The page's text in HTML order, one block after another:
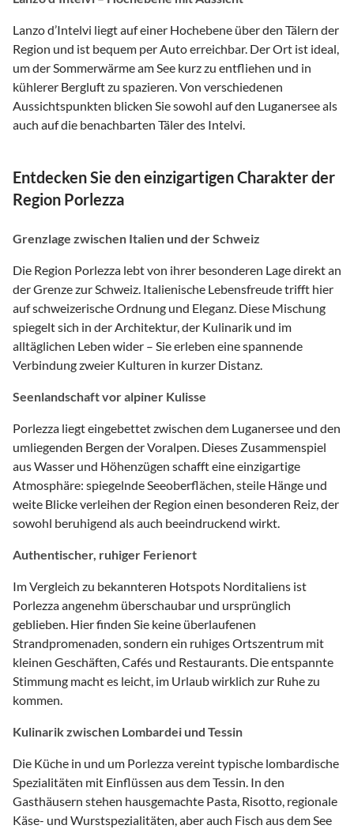
Lanzo d’Intelvi liegt auf einer Hochebene über den Tälern der
Region und ist bequem per Auto erreichbar. Der Ort ist ideal,
um der Sommerwärme am See kurz zu entfliehen und in
kühlerer Bergluft zu spazieren. Von verschiedenen
Aussichtspunkten blicken Sie sowohl auf den Luganersee als
auch auf die benachbarten Täler des Intelvi.
Entdecken Sie den einzigartigen Charakter der
Region Porlezza
Grenzlage zwischen Italien und der Schweiz
Die Region Porlezza lebt von ihrer besonderen Lage direkt an
der Grenze zur Schweiz. Italienische Lebensfreude trifft hier
auf schweizerische Ordnung und Eleganz. Diese Mischung
spiegelt sich in der Architektur, der Kulinarik und im
alltäglichen Leben wider – Sie erleben eine spannende
Verbindung zweier Kulturen in kurzer Distanz.
Seenlandschaft vor alpiner Kulisse
Porlezza liegt eingebettet zwischen dem Luganersee und den
umliegenden Bergen der Voralpen. Dieses Zusammenspiel
aus Wasser und Höhenzügen schafft eine einzigartige
Atmosphäre: spiegelnde Seeoberflächen, steile Hänge und
weite Blicke verleihen der Region einen besonderen Reiz, der
sowohl beruhigend als auch beeindruckend wirkt.
Authentischer, ruhiger Ferienort
Im Vergleich zu bekannteren Hotspots Norditaliens ist
Porlezza angenehm überschaubar und ursprünglich
geblieben. Hier finden Sie keine überlaufenen
Strandpromenaden, sondern ein ruhiges Ortszentrum mit
kleinen Geschäften, Cafés und Restaurants. Die entspannte
Stimmung macht es leicht, im Urlaub wirklich zur Ruhe zu
kommen.
Kulinarik zwischen Lombardei und Tessin
Die Küche in und um Porlezza vereint typische lombardische
Spezialitäten mit Einflüssen aus dem Tessin. In den
Gasthäusern stehen hausgemachte Pasta, Risotto, regionale
Käse- und Wurstspezialitäten, aber auch Fisch aus dem See